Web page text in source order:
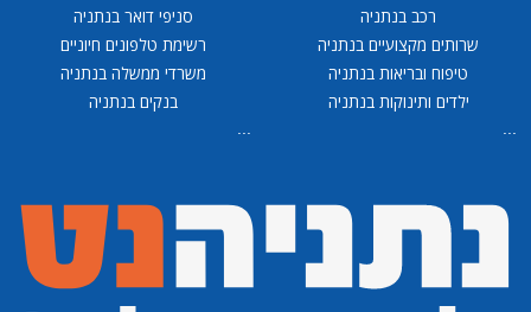
רכב בנתניה
שרותים מקצועיים בנתניה
טיפוח ובריאות בנתניה
ילדים ותינוקות בנתניה
סניפי דואר בנתניה
רשימת טלפונים חיוניים
משרדי ממשלה בנתניה
בנקים בנתניה